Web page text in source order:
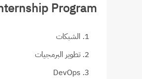
Program
الشبكات
تطوير البرمجيات
DevOps